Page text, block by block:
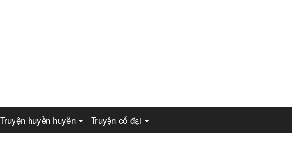
Truyện huyền huyễn Truyện cổ đại